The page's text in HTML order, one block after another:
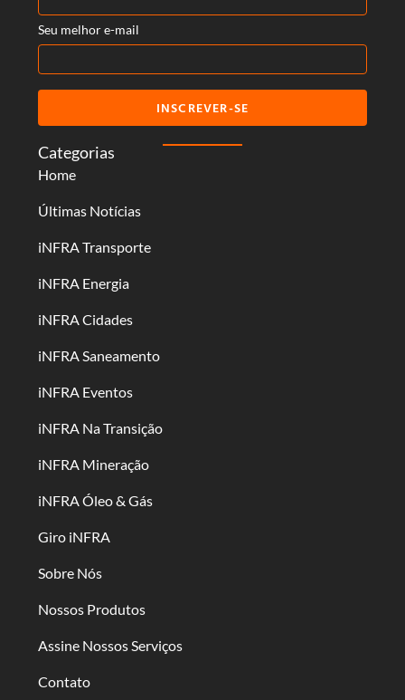
Categorias
Home
Últimas Notícias
iNFRA Transporte
iNFRA Energia
iNFRA Cidades
iNFRA Saneamento
iNFRA Eventos
iNFRA Na Transição
iNFRA Mineração
iNFRA Óleo & Gás
Giro iNFRA
Sobre Nós
Nossos Produtos
Assine Nossos Serviços
Contato
Seu melhor e-mail
INSCREVER-SE